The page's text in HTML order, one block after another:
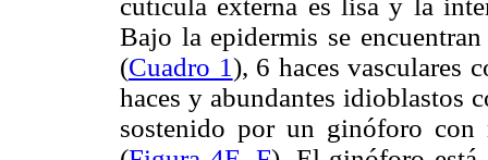
Bajo la epidermis se
(Cuadro 1), 6 haces vasculares
haces y abundantes idioblastos
sostenido por un ginóforo